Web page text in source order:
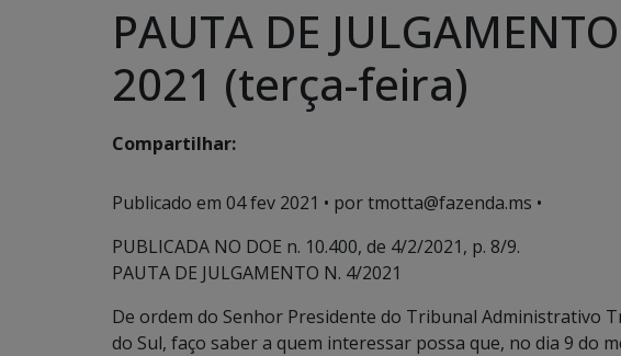
PAUTA DE
2021 (terça-feira)
Compartilhar:
Publicado em 04 fev 2021 • por tmotta@fazenda.ms •
PUBLICADA NO DOE n. 10.400, de 4/2/2021, p. 8/9.
PAUTA DE JULGAMENTO N. 4/2021
De ordem do Senhor Presidente do Tribunal Administrativo
do Sul, faço saber a quem interessar possa que, no dia 9 do